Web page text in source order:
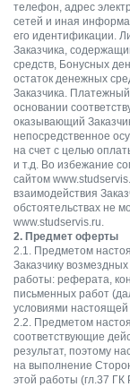
телефон, адрес
сетей и иная
его идентификации.
Заказчика,
средств, Бонусных
остаток денежных
Заказчика.
основании
оказывающий
непосредственное
на счет с целью
и т.д. Во избежание
сайтом
взаимодействия
обстоятельствах не
www.studservis.ru.
2. Предмет оферты
2.1. Предметом
Заказчику
работы: реферата,
письменных работ
условиями
2.2. Предметом
соответствующие
результат, поэтому
на выполнение
этой работы (гл.37 ГК